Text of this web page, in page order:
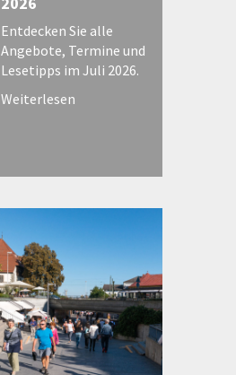
Entdecken Sie alle
Angebote, Termine und
Lesetipps im Juli 2026.
Weiterlesen